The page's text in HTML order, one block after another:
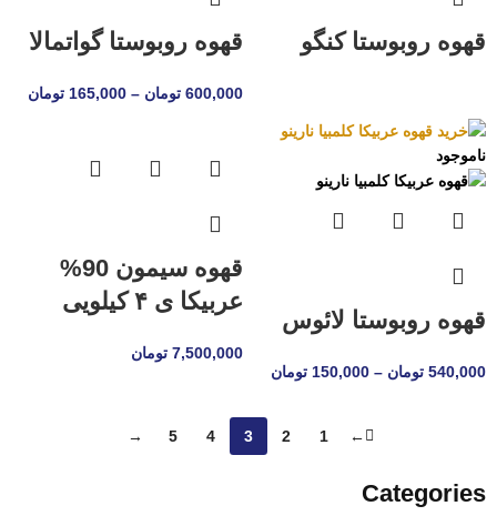
Categories
قهوه روبوستا کنگو قهوه روبوستا گواتمالا
600,000 تومان –
165,000 تومان
ناموجود
قهوه روبوستا لائوس
540,000 تومان –
150,000 تومان
قهوه سیمون 90%
عربیکا ی ۴ کیلویی
7,500,000 تومان
←
1
2
3
4
5
→